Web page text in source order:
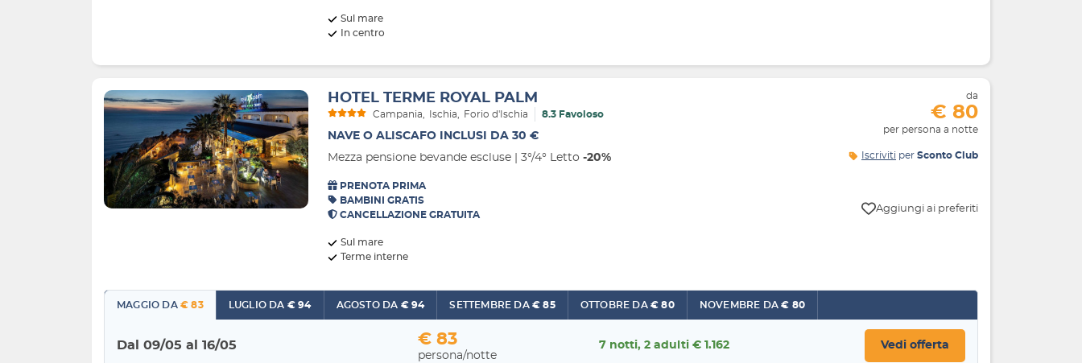
Sul mare
In centro
HOTEL TERME ROYAL PALM
Campania Ischia Forio d'Ischia 8.3 Favoloso
NAVE O ALISCAFO INCLUSI DA 30 €
Mezza pensione bevande escluse | 3°/4° Letto -20%
PRENOTA PRIMA
BAMBINI GRATIS
CANCELLAZIONE GRATUITA
Sul mare
Terme interne
da
€ 80
per persona a notte
Iscriviti per Sconto Club
Aggiungi ai preferiti
MAGGIO DA € 83 LUGLIO DA € 94 AGOSTO DA € 94 SETTEMBRE DA€ 85 OTTOBRE DA€ 80 NOVEMBRE DA€ 80
Dal 09/05 al 16/05 € 83
persona/notte
7 notti, 2 adulti € 1.162 Vedi offerta